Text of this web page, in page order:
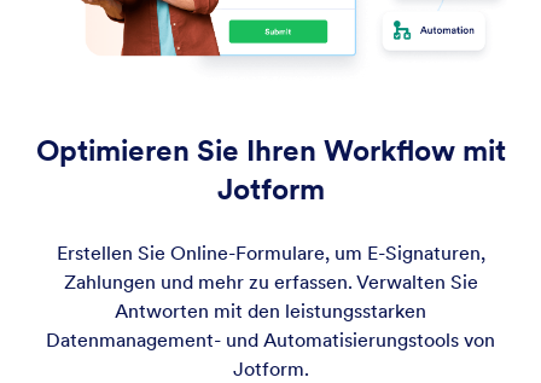
Optimieren Sie Ihren Workflow mit
Jotform
Erstellen Sie Online-Formulare, um E-Signaturen,
Zahlungen und mehr zu erfassen. Verwalten Sie
Antworten mit den leistungsstarken
Datenmanagement- und Automatisierungstools von
Jotform.